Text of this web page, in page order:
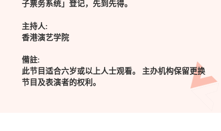
子票务系统」登记，先到先得。
主持人:
香港演艺学院
備註:
此节目适合六岁或以上人士观看。 主办机构保留更换
节目及表演者的权利。